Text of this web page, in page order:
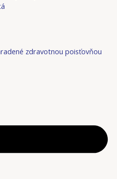
zdravotnou poisťovňou